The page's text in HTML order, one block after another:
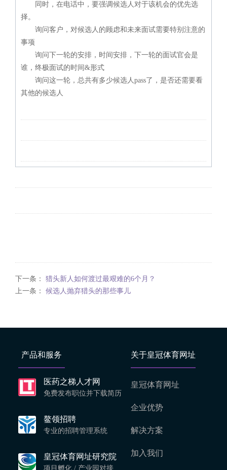
同时，在电话中，要强调候选人对于该机会的优先选
择。
询问客户，对候选人的顾虑和未来面试需要特别注意的
事项
询问下一轮的安排，时间安排，下一轮的面试官会是
谁，终极面试的时间&形式
询问这一轮，总共有多少候选人pass了，是否还需要看
其他的候选人
下一条： 猎头新人如何渡过最艰难的6个月？
上一条： 候选人抛弃猎头的那些事儿
产品和服务
医药之梯人才网
免费发布职位并下载简历
鳌领招聘
专业的招聘管理系统
皇冠体育网址研究院
项目孵化 / 产业园对接
关于皇冠体育网址
皇冠体育网址
企业优势
解决方案
加入我们